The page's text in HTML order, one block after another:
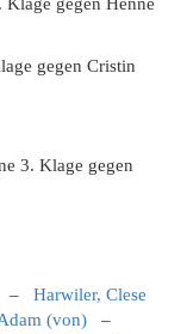
gegen Cristin
3. Klage gegen
– Harwiler, Clese
(von) –